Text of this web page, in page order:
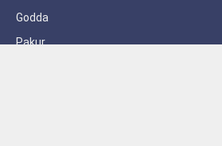
Godda
Pakur